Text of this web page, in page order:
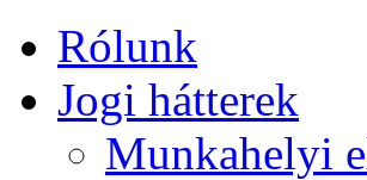
Rólunk
Jogi hátterek
Munkahelyi